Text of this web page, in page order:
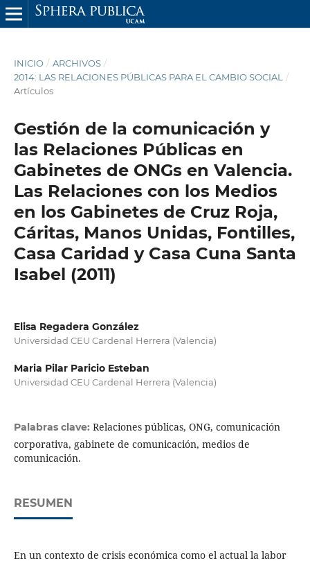
INICIO / ARCHIVOS /
2014: LAS RELACIONES PÚBLICAS PARA EL CAMBIO SOCIAL
/
Artículos
Gestión de la comunicación y
las Relaciones Públicas en
Gabinetes de ONGs en Valencia.
Las Relaciones con los Medios
en los Gabinetes de Cruz Roja,
Cáritas, Manos Unidas, Fontilles,
Casa Caridad y Casa Cuna Santa
Isabel (2011)
Elisa Regadera González
Universidad CEU Cardenal Herrera (Valencia)
Maria Pilar Paricio Esteban
Universidad CEU Cardenal Herrera (Valencia)
Palabras clave: Relaciones públicas, ONG, comunicación
corporativa, gabinete de comunicación, medios de
comunicación.
RESUMEN
En un contexto de crisis económica como el actual la labor